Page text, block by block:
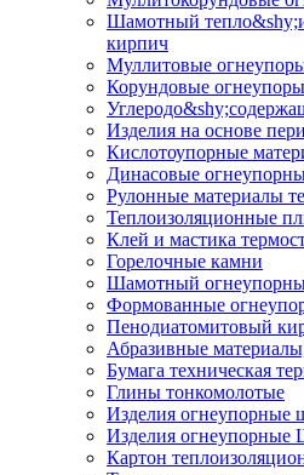
Шамотный
кирпич
Муллитовые
Корундовые огнеупоры
Изделия на основе
Кислотоупорные
Динасовые
Рулонные материалы
Тепло­изоляционные
Клей и мастика
Горелочные камни
Шамотный
Формованные
Пенодиатомитовый
Абразивные
Бумага техническая
Глины тонкомолотые
Изделия
Изделия
Картон